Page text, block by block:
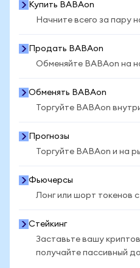
Купить BABAon
Начните всего за пару
Продать BABAon
Обменяйте BABAon на
Обменять BABAon
Торгуйте BABAon
Прогнозы
Торгуйте BABAon и на
Фьючерсы
Лонг или шорт токенов
Стейкинг
Заставьте вашу
получайте пассивный